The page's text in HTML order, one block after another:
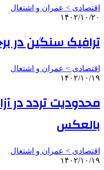
اقتصادی > عمران و اشتغال
۱۴۰۲/۱۰/۲۰
ترافیک سنگین در
اقتصادی > عمران و اشتغال
۱۴۰۲/۱۰/۱۹
محدودیت تردد در
بالعکس
اقتصادی > عمران و اشتغال
۱۴۰۲/۱۰/۱۹